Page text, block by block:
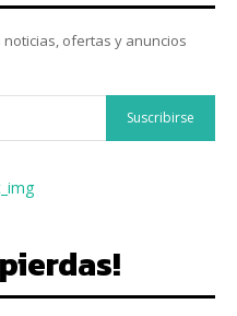
ofertas y anuncios
Suscribirse